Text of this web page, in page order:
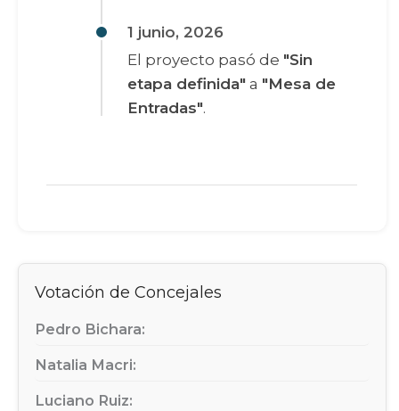
1 junio, 2026
El proyecto pasó de "Sin
etapa definida" a "Mesa de
Entradas".
Votación de Concejales
Pedro Bichara:
Natalia Macri:
Luciano Ruiz: